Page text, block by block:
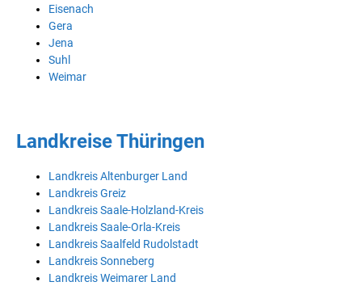
Eisenach
Gera
Jena
Suhl
Weimar
Landkreise Thüringen
Landkreis Altenburger Land
Landkreis Greiz
Landkreis Saale-Holzland-Kreis
Landkreis Saale-Orla-Kreis
Landkreis Saalfeld Rudolstadt
Landkreis Sonneberg
Landkreis Weimarer Land